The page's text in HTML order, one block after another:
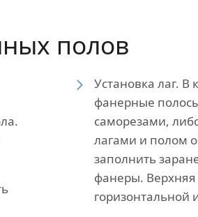
полов
Установка лаг. В
фанерные
саморезами,
лагами и полом
заполнить
фанеры. Верхняя
горизонтальной